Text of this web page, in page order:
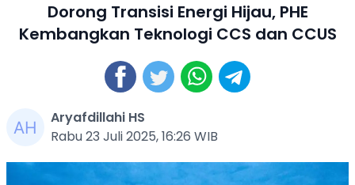
Dorong Transisi Energi Hijau, PHE
Kembangkan Teknologi CCS dan CCUS
Aryafdillahi HS
Rabu 23 Juli 2025, 16:26 WIB